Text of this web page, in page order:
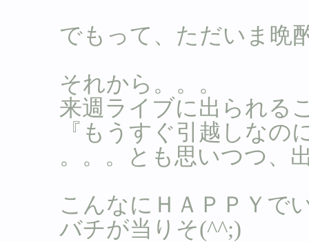
でもって、ただいま晩
それから。。。
来週ライブに出られる
『もうすぐ引越しなの
。。。とも思いつつ、
こんなにＨＡＰＰＹで
バチが当りそ(^^;)